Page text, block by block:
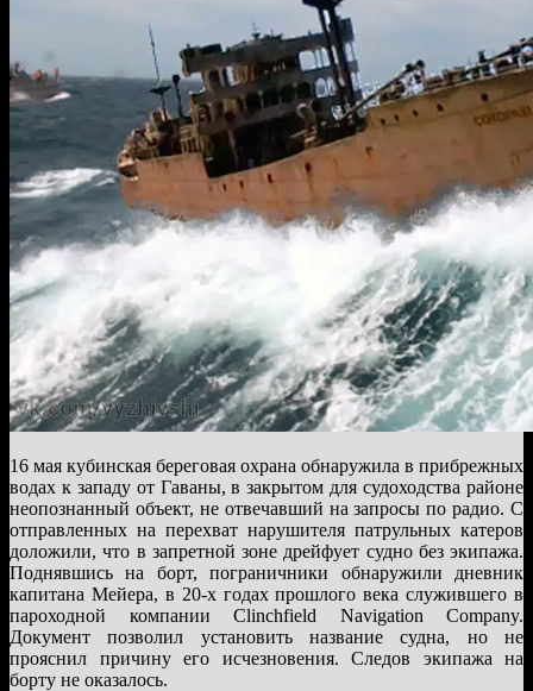
16 мая кубинская береговая охрана обнаружила в прибрежных
водах к западу от Гаваны, в закрытом для судоходства районе
неопознанный объект, не отвечавший на запросы по радио. С
отправленных на перехват нарушителя патрульных катеров
доложили, что в запретной зоне дрейфует судно без экипажа.
Поднявшись на борт, пограничники обнаружили дневник
капитана Мейера, в 20-х годах прошлого века служившего в
пароходной компании Clinchfield Navigation Company.
Документ позволил установить название судна, но не
прояснил причину его исчезновения. Следов экипажа на
борту не оказалось.